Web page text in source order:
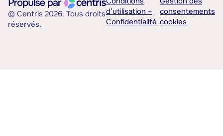
© Centris 2026. Tous droits
réservés.
d’utilisation –
Confidentialité
consentements
cookies